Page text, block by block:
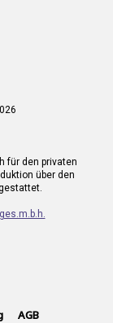
für den privaten
über den
AGB